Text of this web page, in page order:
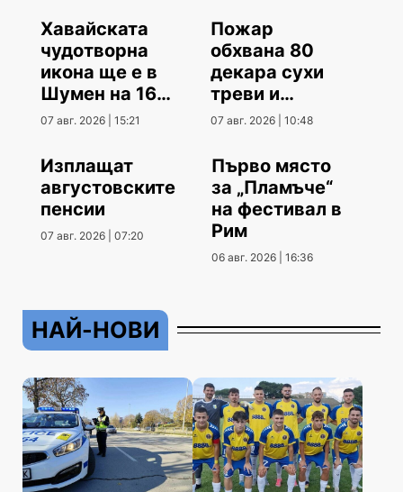
Хавайската
чудотворна
икона ще е в
Шумен на 16
август
07 авг. 2026 | 15:21
Пожар
обхвана 80
декара сухи
треви и
храсти
07 авг. 2026 | 10:48
Изплащат
августовските
пенсии
07 авг. 2026 | 07:20
Първо място
за „Пламъче“
на фестивал в
Рим
06 авг. 2026 | 16:36
НАЙ-НОВИ